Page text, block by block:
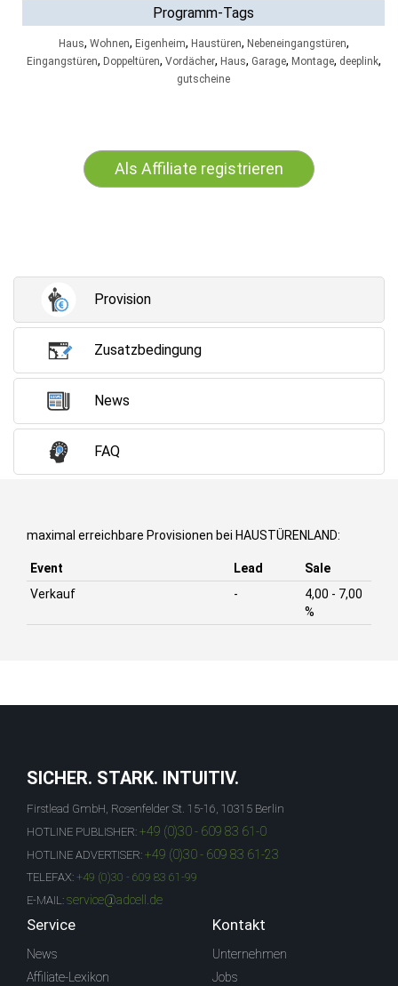
Programm-Tags
Haus, Wohnen, Eigenheim, Haustüren, Nebeneingangstüren,
Eingangstüren, Doppeltüren, Vordächer, Haus, Garage, Montage, deeplink,
gutscheine
Als Affiliate registrieren
Provision
Zusatzbedingung
News
FAQ
maximal erreichbare Provisionen bei HAUSTÜRENLAND:
Event Lead
Sale
Verkauf
-
4,00 - 7,00
%
SICHER. STARK. INTUITIV.
Firstlead GmbH, Rosenfelder St. 15-16, 10315 Berlin
HOTLINE PUBLISHER: +49 (0)30 - 609 83 61-0
HOTLINE ADVERTISER: +49 (0)30 - 609 83 61-23
TELEFAX: +49 (0)30 - 609 83 61-99
E-MAIL: service@adcell.de
Service
News
Affiliate-Lexikon
Kontakt
Unternehmen
Jobs